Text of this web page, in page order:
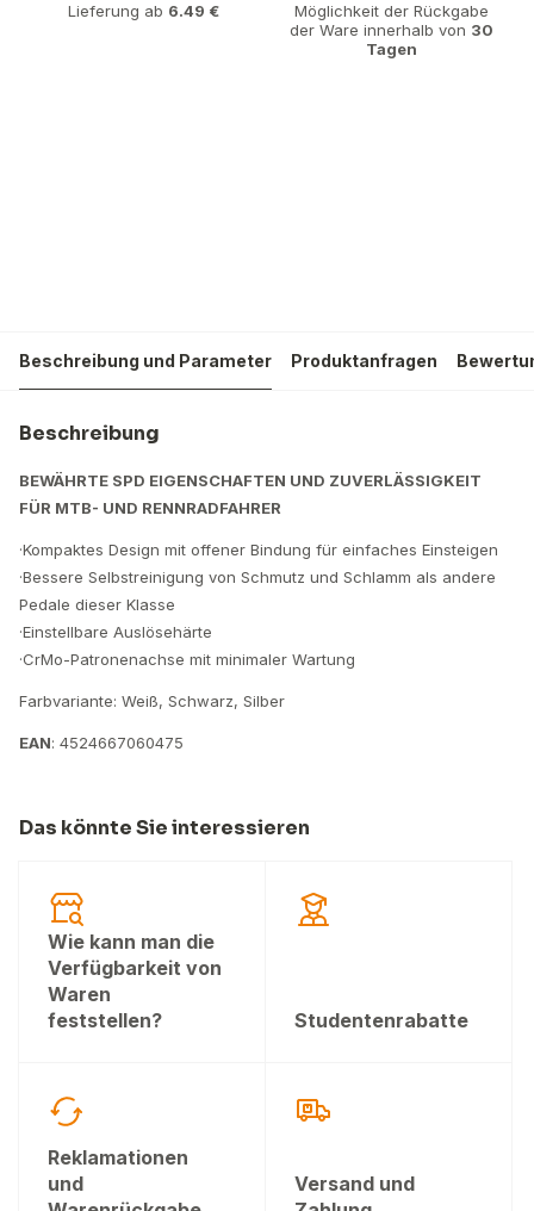
Lieferung ab 6.49 €
Möglichkeit der Rückgabe
der Ware innerhalb von 30
Tagen
Beschreibung und Parameter Produktanfragen
Beschreibung
BEWÄHRTE SPD EIGENSCHAFTEN UND ZUVERLÄSSIGKEIT
FÜR MTB- UND RENNRADFAHRER
·Kompaktes Design mit offener Bindung für einfaches Einsteigen
·Bessere Selbstreinigung von Schmutz und Schlamm als andere
Pedale dieser Klasse
·Einstellbare Auslösehärte
·CrMo-Patronenachse mit minimaler Wartung
Farbvariante: Weiß, Schwarz, Silber
EAN: 4524667060475
Das könnte Sie interessieren
Wie kann man die
Verfügbarkeit von
Waren
feststellen?
Studentenrabatte
Reklamationen
und
Versand und